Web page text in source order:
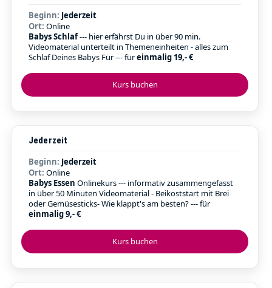
Kurs buchen
Beginn: Jederzeit
Ort: Online
Babys Schlaf--- hier erfährst Du in über 90 min.
Videomaterial unterteilt in Themeneinheiten - alles zum
Schlaf Deines Babys Für --- füreinmalig 19,- €
Kurs buchen
Jederzeit
Beginn: Jederzeit
Ort: Online
Babys Essen Onlinekurs --- informativ zusammengefasst
in über 50 Minuten Videomaterial - Beikoststart mit Brei
oder Gemüsesticks- Wie klappt's am besten? --- für
einmalig 9,- €